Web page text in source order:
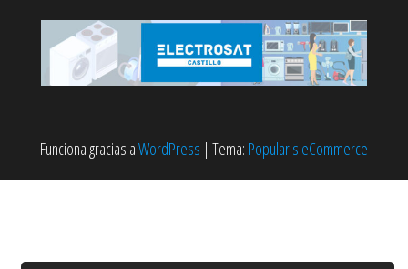
Funciona gracias aWordPress | Tema: Popularis eCommerce